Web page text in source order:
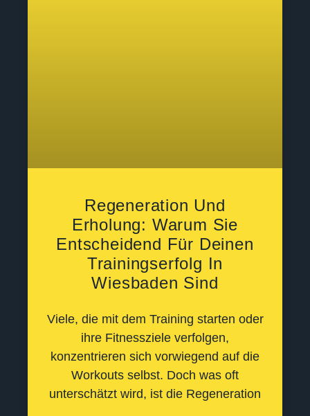
Regeneration Und
Erholung: Warum Sie
Entscheidend Für Deinen
Trainingserfolg In
Wiesbaden Sind
Viele, die mit dem Training starten oder
ihre Fitnessziele verfolgen,
konzentrieren sich vorwiegend auf die
Workouts selbst. Doch was oft
unterschätzt wird, ist die Regeneration